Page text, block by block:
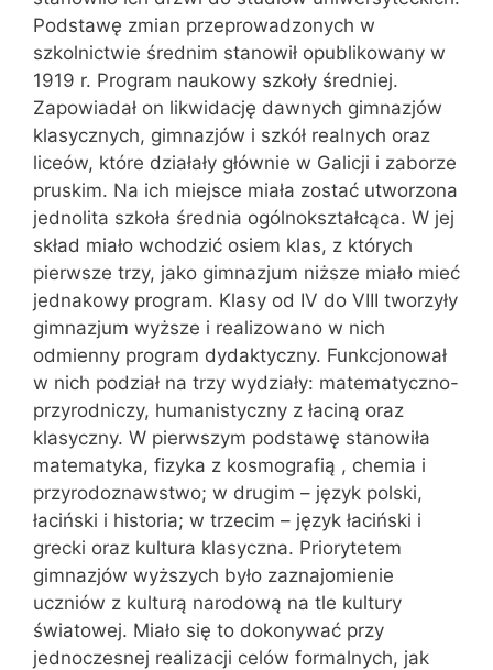
Podstawę zmian przeprowadzonych w
szkolnictwie średnim stanowił opublikowany w
1919 r. Program naukowy szkoły średniej.
Zapowiadał on likwidację dawnych gimnazjów
klasycznych, gimnazjów i szkół realnych oraz
liceów, które działały głównie w Galicji i zaborze
pruskim. Na ich miejsce miała zostać utworzona
jednolita szkoła średnia ogólnokształcąca. W jej
skład miało wchodzić osiem klas, z których
pierwsze trzy, jako gimnazjum niższe miało mieć
jednakowy program. Klasy od IV do VIII tworzyły
gimnazjum wyższe i realizowano w nich
odmienny program dydaktyczny. Funkcjonował
w nich podział na trzy wydziały: matematyczno-
przyrodniczy, humanistyczny z łaciną oraz
klasyczny. W pierwszym podstawę stanowiła
matematyka, fizyka z kosmografią , chemia i
przyrodoznawstwo; w drugim – język polski,
łaciński i historia; w trzecim – język łaciński i
grecki oraz kultura klasyczna. Priorytetem
gimnazjów wyższych było zaznajomienie
uczniów z kulturą narodową na tle kultury
światowej. Miało się to dokonywać przy
jednoczesnej realizacji celów formalnych, jak